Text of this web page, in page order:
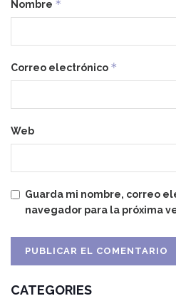
Nombre *
Correo electrónico *
Web
Guarda mi nombre, correo
navegador para la próxima
CATEGORIES